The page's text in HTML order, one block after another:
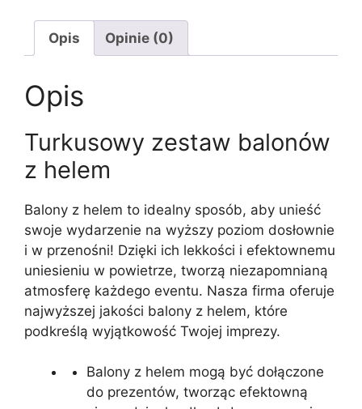
Opis Opinie (0)
Opis
Turkusowy zestaw balonów
z helem
Balony z helem to idealny sposób, aby unieść
swoje wydarzenie na wyższy poziom dosłownie
i w przenośni! Dzięki ich lekkości i efektownemu
uniesieniu w powietrze, tworzą niezapomnianą
atmosferę każdego eventu. Nasza firma oferuje
najwyższej jakości balony z helem, które
podkreślą wyjątkowość Twojej imprezy.
Balony z helem mogą być dołączone
do prezentów, tworząc efektowną